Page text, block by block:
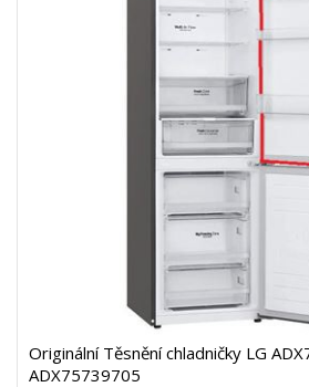
Originální Těsnění chladničky LG
ADX75739705